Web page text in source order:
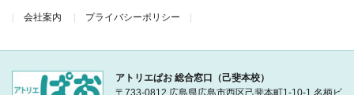
会社案内 プライバシーポリシー
アトリエぱお 総合窓口（己斐本校）
〒733-0812 広島県広島市西区己斐本町1-10-1 名柄ビ